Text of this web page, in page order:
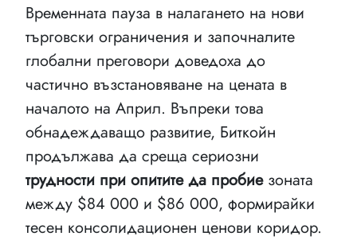
Временната пауза в налагането на нови
търговски ограничения и започналите
глобални преговори доведоха до
частично възстановяване на цената в
началото на Април. Въпреки това
обнадеждаващо развитие, Биткойн
продължава да среща сериозни
трудности при опитите да пробиезоната
между $84 000 и $86 000, формирайки
тесен консолидационен ценови коридор.